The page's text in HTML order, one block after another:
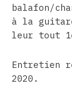
balafon/
à la
leur tout
Entretien
2020.